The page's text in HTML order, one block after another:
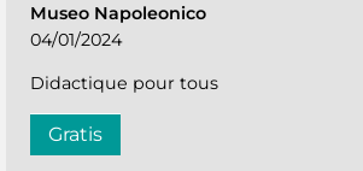
Museo Napoleonico
04/01/2024
Didactique pour tous
Gratis